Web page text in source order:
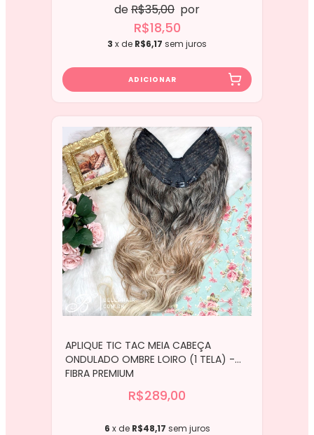
deR$35,00 por
R$18,50
3 x de R$6,17 sem juros
APLIQUE TIC TAC MEIA CABEÇA
ONDULADO OMBRE LOIRO (1 TELA) -
FIBRA PREMIUM
R$289,00
6 x de R$48,17 sem juros